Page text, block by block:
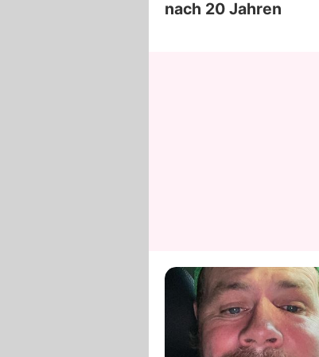
nach 20 Jahren